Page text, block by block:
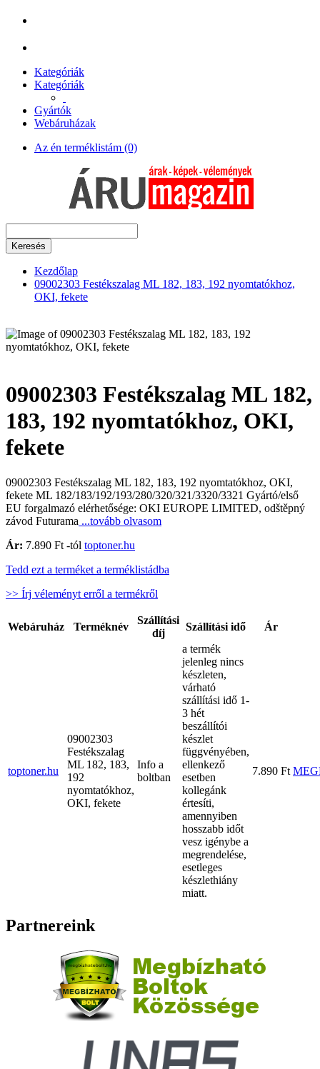
Kategóriák
Kategóriák
Gyártók
Webáruházak
Az én terméklistám (0)
Keresés
Kezdőlap
09002303 Festékszalag ML 182, 183, 192 nyomtatókhoz,
OKI, fekete
09002303 Festékszalag ML 182,
183, 192 nyomtatókhoz, OKI,
fekete
09002303 Festékszalag ML 182, 183, 192 nyomtatókhoz, OKI,
fekete ML 182/183/192/193/280/320/321/3320/3321 Gyártó/első
EU forgalmazó elérhetősége: OKI EUROPE LIMITED, odštěpný
závod Futurama ...tovább olvasom
Ár: 7.890 Ft -tól toptoner.hu
Tedd ezt a terméket a terméklistádba
>> Írj véleményt erről a termékről
Webáruház Terméknév
Szállítási
díj
Szállítási idő Ár
toptoner.hu
09002303
Festékszalag
ML 182, 183,
192
nyomtatókhoz,
OKI, fekete
Info a
boltban
a termék
jelenleg nincs
készleten,
várható
szállítási idő 1-
3 hét
beszállítói
készlet
függvényében,
ellenkező
esetben
kollegánk
értesíti,
amennyiben
hosszabb időt
vesz igénybe a
megrendelése,
esetleges
készlethiány
miatt.
7.890 Ft
Partnereink